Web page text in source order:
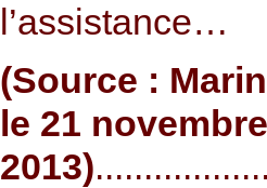
l’assistance…
(Source :
le 21 novembre
2013)